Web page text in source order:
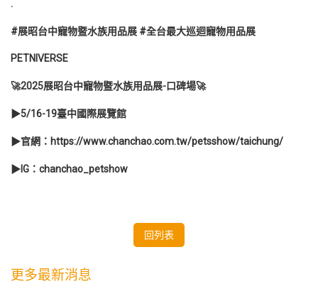
.
#展昭台中寵物暨水族用品展 #全台最大巡迴寵物用品展
PETNIVERSE
🚀2025展昭台中寵物暨水族用品展-口碑場🚀
▶5/16-19臺中國際展覽館
▶官網：https://www.chanchao.com.tw/petsshow/taichung/
▶IG：chanchao_petshow
回列表
更多最新消息